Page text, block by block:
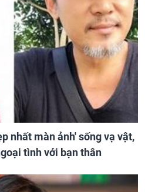
nhất màn ảnh' sống vạ vật,
tình với bạn thân